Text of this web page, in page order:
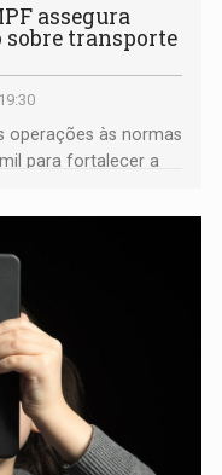
assegura
transporte
operações às normas
para fortalecer a